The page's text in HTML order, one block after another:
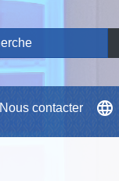
Nous contacter language